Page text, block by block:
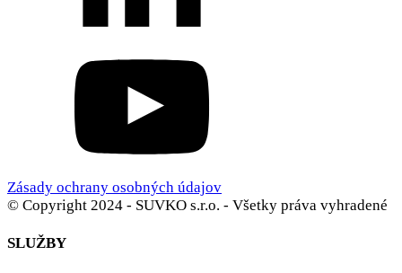
Zásady ochrany osobných údajov
© Copyright 2024 - SUVKO s.r.o. - Všetky práva vyhradené
SLUŽBY